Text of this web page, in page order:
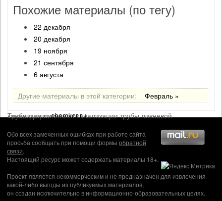
Похожие материалы (по тегу)
22 декабря
20 декабря
19 ноября
21 сентября
6 августа
Другие материалы в этой категории:
Февраль »
Трубы для ливневои канализации трубы ливневой канализацииchemkor.ru.
Обо всех замеченных ошибках при работе сайта
просьба сообщать при помощи формы обратной
связи.
Настоящий ресурс может содержать материалы 18+.
Проект является некоммерческим и не предназначен для извлечения
какой-либо выгоды из публикуемых материалов,
он создан исключительно в информационно-образовательных целях.